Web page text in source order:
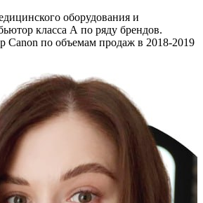
оборудования и
класса А по ряду брендов.
Canon по объемам продаж в 2018-2019